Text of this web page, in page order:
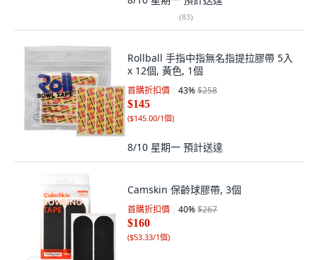
(83)
Rollball 手指中指無名指提拉膠帶 5入
x 12個, 黃色, 1個
首購折扣價 43%$258
$145
($145.00/1個)
8/10 星期一 預計送達
Camskin 保齡球膠帶, 3個
首購折扣價 40%$267
$160
($53.33/1個)